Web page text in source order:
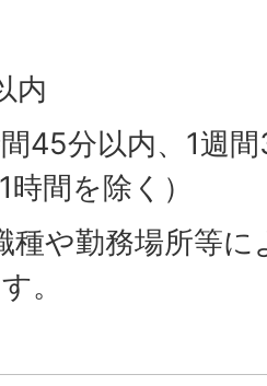
内
45分以内、1週
時間を除く）
種や勤務場所等
。